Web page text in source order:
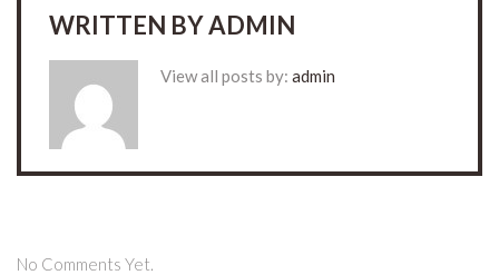
WRITTEN BYADMIN
View all posts by: admin
No Comments Yet.